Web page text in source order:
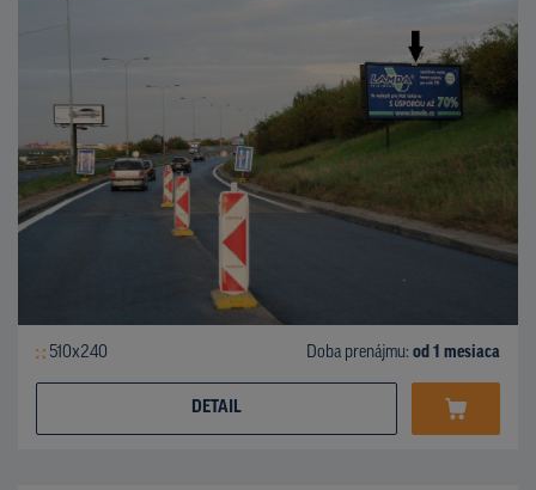
510x240 Doba prenájmu: od 1 mesiaca
DETAIL